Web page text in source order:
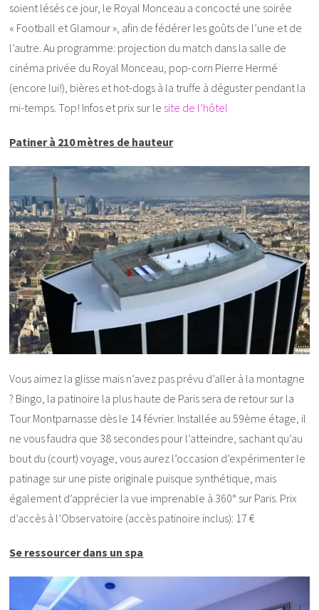
soient lésés ce jour, le Royal Monceau a concocté une soirée
« Football et Glamour », afin de fédérer les goûts de l’une et de
l’autre. Au programme: projection du match dans la salle de
cinéma privée du Royal Monceau, pop-corn Pierre Hermé
(encore lui!), bières et hot-dogs à la truffe à déguster pendant la
mi-temps. Top! Infos et prix sur le site de l’hôtel
Patiner à 210 mètres de hauteur
Vous aimez la glisse mais n’avez pas prévu d’aller à la montagne
? Bingo, la patinoire la plus haute de Paris sera de retour sur la
Tour Montparnasse dès le 14 février. Installée au 59ème étage, il
ne vous faudra que 38 secondes pour l’atteindre, sachant qu’au
bout du (court) voyage, vous aurez l’occasion d’expérimenter le
patinage sur une piste originale puisque synthétique, mais
également d’apprécier la vue imprenable à 360° sur Paris. Prix
d’accès à l’Observatoire (accès patinoire inclus): 17 €
Se ressourcer dans un spa